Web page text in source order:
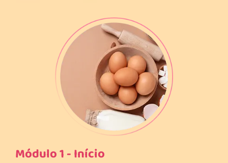
Módulo 1 - Início